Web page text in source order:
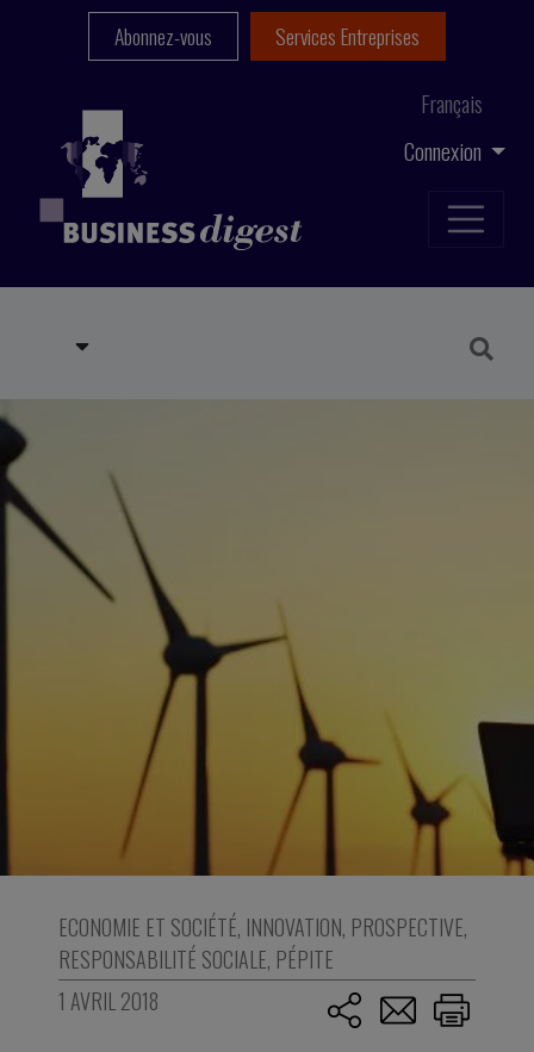
Connexion
Français
Abonnez-vous Services Entreprises
ECONOMIE ET SOCIÉTÉ, INNOVATION, PROSPECTIVE,
RESPONSABILITÉ SOCIALE, PÉPITE
1 AVRIL 2018